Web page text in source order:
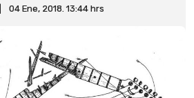
04 Ene, 2018. 13:44 hrs